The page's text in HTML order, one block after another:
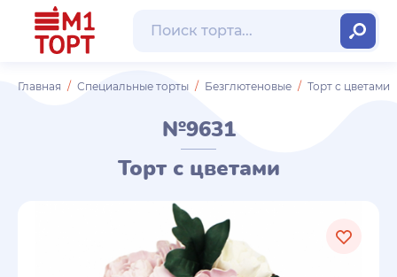
Главная Специальные торты Безглютеновые Торт с цветами
№9631
Торт с цветами